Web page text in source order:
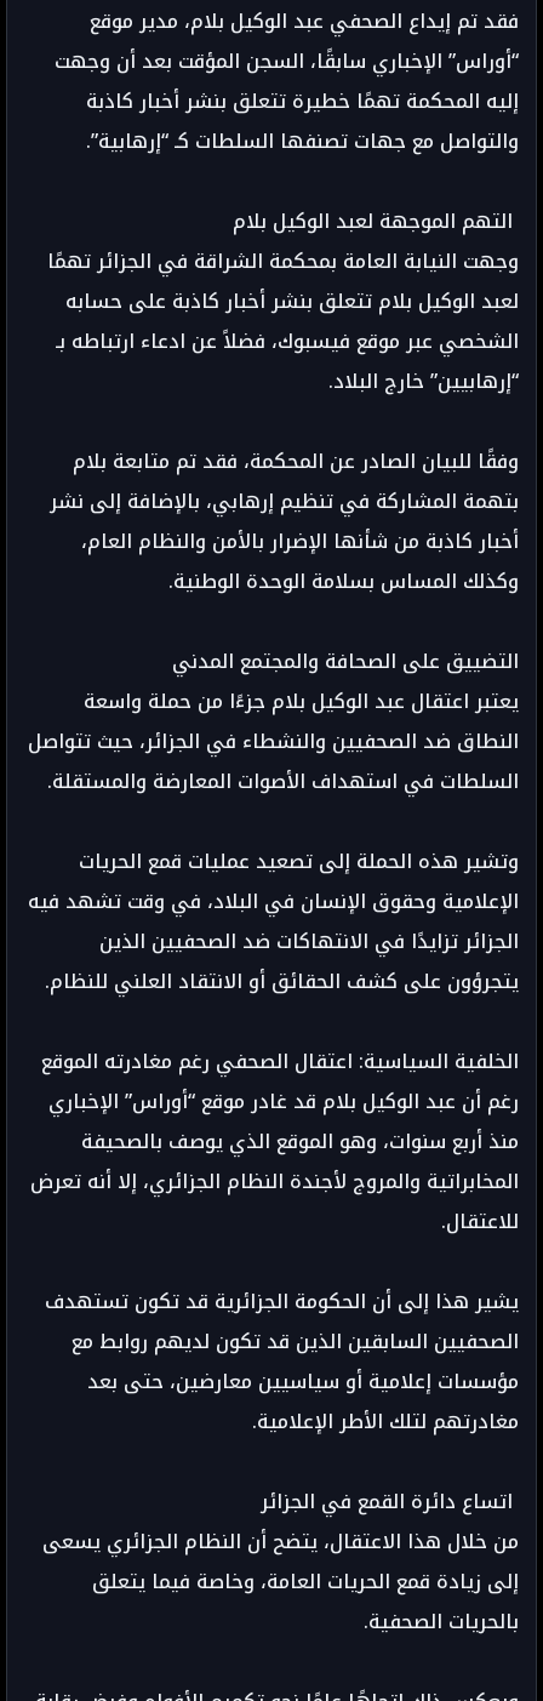
فقد تم إيداع الصحفي عبد الوكيل بلام، مدير موقع
“أوراس” الإخباري سابقًا، السجن المؤقت بعد أن وجهت
إليه المحكمة تهمًا خطيرة تتعلق بنشر أخبار كاذبة
والتواصل مع جهات تصنفها السلطات كـ “إرهابية”.
التهم الموجهة لعبد الوكيل بلام
وجهت النيابة العامة بمحكمة الشراقة في الجزائر تهمًا
لعبد الوكيل بلام تتعلق بنشر أخبار كاذبة على حسابه
الشخصي عبر موقع فيسبوك، فضلاً عن ادعاء ارتباطه بـ
“إرهابيين” خارج البلاد.
وفقًا للبيان الصادر عن المحكمة، فقد تم متابعة بلام
بتهمة المشاركة في تنظيم إرهابي، بالإضافة إلى نشر
أخبار كاذبة من شأنها الإضرار بالأمن والنظام العام،
وكذلك المساس بسلامة الوحدة الوطنية.
التضييق على الصحافة والمجتمع المدني
يعتبر اعتقال عبد الوكيل بلام جزءًا من حملة واسعة
النطاق ضد الصحفيين والنشطاء في الجزائر، حيث تتواصل
السلطات في استهداف الأصوات المعارضة والمستقلة.
وتشير هذه الحملة إلى تصعيد عمليات قمع الحريات
الإعلامية وحقوق الإنسان في البلاد، في وقت تشهد فيه
الجزائر تزايدًا في الانتهاكات ضد الصحفيين الذين
يتجرؤون على كشف الحقائق أو الانتقاد العلني للنظام.
الخلفية السياسية: اعتقال الصحفي رغم مغادرته الموقع
رغم أن عبد الوكيل بلام قد غادر موقع “أوراس” الإخباري
منذ أربع سنوات، وهو الموقع الذي يوصف بالصحيفة
المخابراتية والمروج لأجندة النظام الجزائري، إلا أنه تعرض
للاعتقال.
يشير هذا إلى أن الحكومة الجزائرية قد تكون تستهدف
الصحفيين السابقين الذين قد تكون لديهم روابط مع
مؤسسات إعلامية أو سياسيين معارضين، حتى بعد
مغادرتهم لتلك الأطر الإعلامية.
اتساع دائرة القمع في الجزائر
من خلال هذا الاعتقال، يتضح أن النظام الجزائري يسعى
إلى زيادة قمع الحريات العامة، وخاصة فيما يتعلق
بالحريات الصحفية.